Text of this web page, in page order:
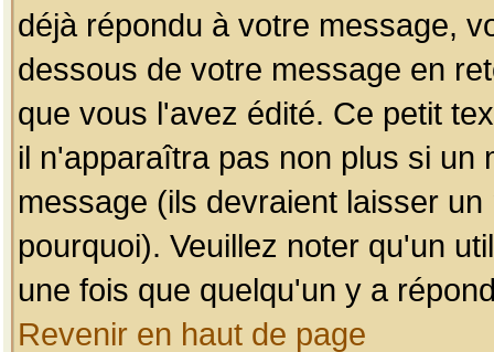
déjà répondu à votre message,
dessous de votre message en
que vous l'avez édité. Ce petit
il n'apparaîtra pas non plus si un
message (ils devraient laisser
pourquoi). Veuillez noter qu'un
une fois que quelqu'un y a
Revenir en haut de page